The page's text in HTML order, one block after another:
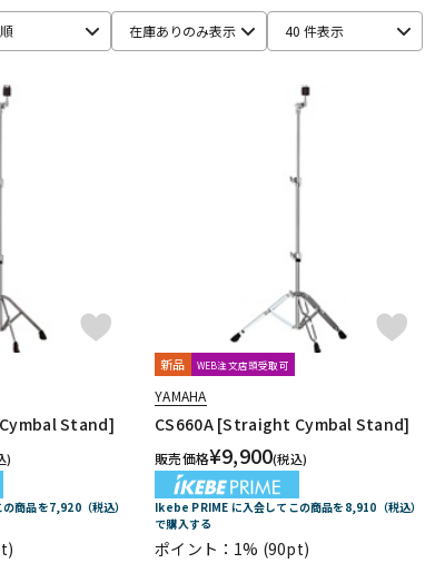
在庫ありのみ表示 40 件表示
Stand]
)
商品を7,920（税込）
新品 WEB注文店頭受取可
YAMAHA
CS660A [Straight Cymbal Stand]
販売価格¥9,900(税込)
Ikebe PRIME に入会してこの商品を8,910（税込）
で購入する
ポイント：1% (90pt)